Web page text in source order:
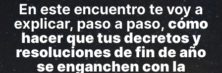
En este encuentro te voy a
explicar, paso a paso, cómo
hacer que tus decretos y
resoluciones de fin de año
se enganchen con la